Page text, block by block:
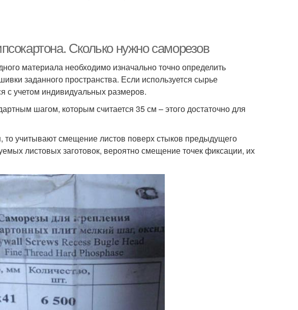
Сколько нужно саморезов
материала необходимо изначально точно определить
заданного пространства. Если используется сырье
с учетом индивидуальных размеров.
шагом, которым считается 35 см – этого достаточно для
то учитывают смещение листов поверх стыков предыдущего
листовых заготовок, вероятно смещение точек фиксации, их